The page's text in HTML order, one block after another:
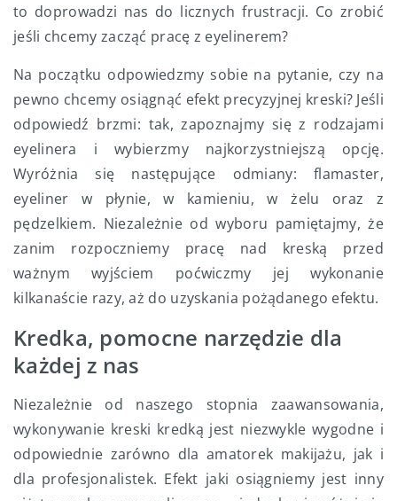
to doprowadzi nas do licznych frustracji. Co zrobić
jeśli chcemy zacząć pracę z eyelinerem?
Na początku odpowiedzmy sobie na pytanie, czy na
pewno chcemy osiągnąć efekt precyzyjnej kreski? Jeśli
odpowiedź brzmi: tak, zapoznajmy się z rodzajami
eyelinera i wybierzmy najkorzystniejszą opcję.
Wyróżnia się następujące odmiany: flamaster,
eyeliner w płynie, w kamieniu, w żelu oraz z
pędzelkiem. Niezależnie od wyboru pamiętajmy, że
zanim rozpoczniemy pracę nad kreską przed
ważnym wyjściem poćwiczmy jej wykonanie
kilkanaście razy, aż do uzyskania pożądanego efektu.
Kredka, pomocne narzędzie dla
każdej z nas
Niezależnie od naszego stopnia zaawansowania,
wykonywanie kreski kredką jest niezwykle wygodne i
odpowiednie zarówno dla amatorek makijażu, jak i
dla profesjonalistek. Efekt jaki osiągniemy jest inny